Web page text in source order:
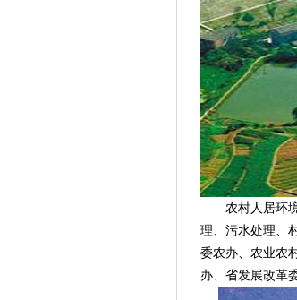
农村人居环境
理、污水处理、
委农办、农业农
办、省发展改革